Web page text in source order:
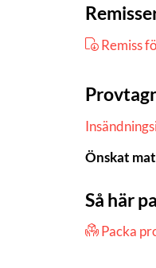
Remiss
Önskat
Så här
Packa